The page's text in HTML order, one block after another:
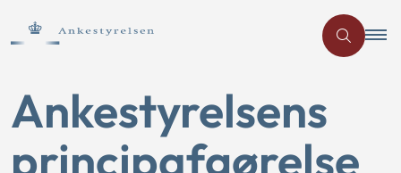
Ankestyrelsens
principafgørelse